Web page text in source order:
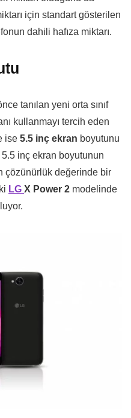
için standart gösterilen
dahili hafıza miktarı.
tanılan yeni orta sınıf
kullanmayı tercih eden
ise 5.5 inç ekran boyutunu
inç ekran boyutunun
çözünürlük değerinde bir
LG X Power 2 modelinde